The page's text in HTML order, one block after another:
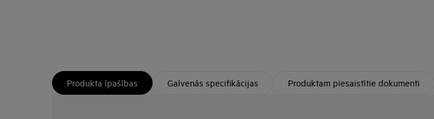
Produkta īpašības Galvenās specifikācijas Produktam piesaistītie dokumenti